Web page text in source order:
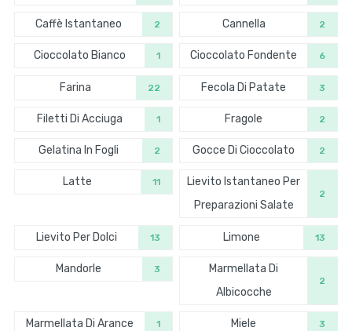
Caffè Istantaneo 2 Cannella 2
Cioccolato Bianco 1 Cioccolato Fondente 6
Farina 22 Fecola Di Patate 3
Filetti Di Acciuga 1 Fragole 2
Gelatina In Fogli 2 Gocce Di Cioccolato 2
Latte 11
Lievito Istantaneo Per
Preparazioni Salate
2
Lievito Per Dolci 13 Limone 13
Mandorle 3
Marmellata Di
Albicocche
2
Marmellata Di Arance 1 Miele 3